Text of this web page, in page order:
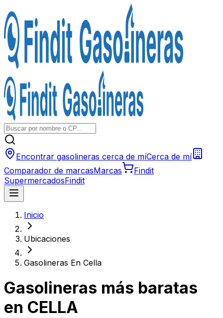
Encontrar gasolineras cerca de míCerca de mí
Comparador de marcasMarcas
Findit
SupermercadosFindit
Inicio
Ubicaciones
Gasolineras En Cella
Gasolineras más baratas
en CELLA